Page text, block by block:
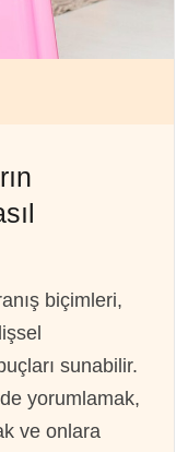
biçimleri,
sunabilir.
yorumlamak,
ve onlara